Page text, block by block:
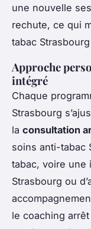
une nouvelle
rechute, ce qui
tabac
Approche
intégré
Chaque
Strasbourg
la consultation
soins anti-tabac
tabac, voire une
Strasbourg ou
le coaching